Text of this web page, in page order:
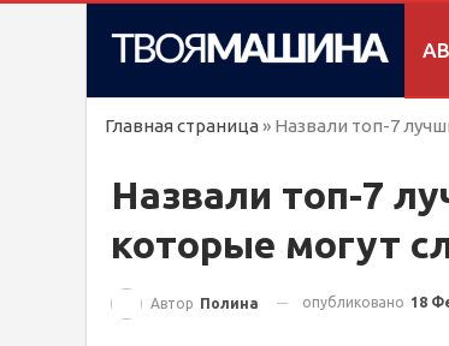
Главная страница » Назвали топ-7
Назвали топ-7
которые могут
Автор Полина опубликовано 18